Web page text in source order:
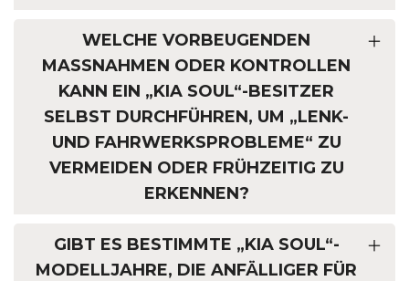
WELCHE VORBEUGENDEN
MASSNAHMEN ODER KONTROLLEN K
ANN EIN „KIA SOUL“-BESITZER S
ELBST DURCHFÜHREN, UM „LENK- U
ND FAHRWERKSPROBLEME“ ZU V
ERMEIDEN ODER FRÜHZEITIG ZU E
RKENNEN?
GIBT ES BESTIMMTE „KIA SOUL“-
MODELLJAHRE, DIE ANFÄLLIGER FÜR